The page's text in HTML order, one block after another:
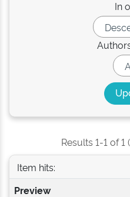
In
Results 1-1 of
Item hits:
Preview